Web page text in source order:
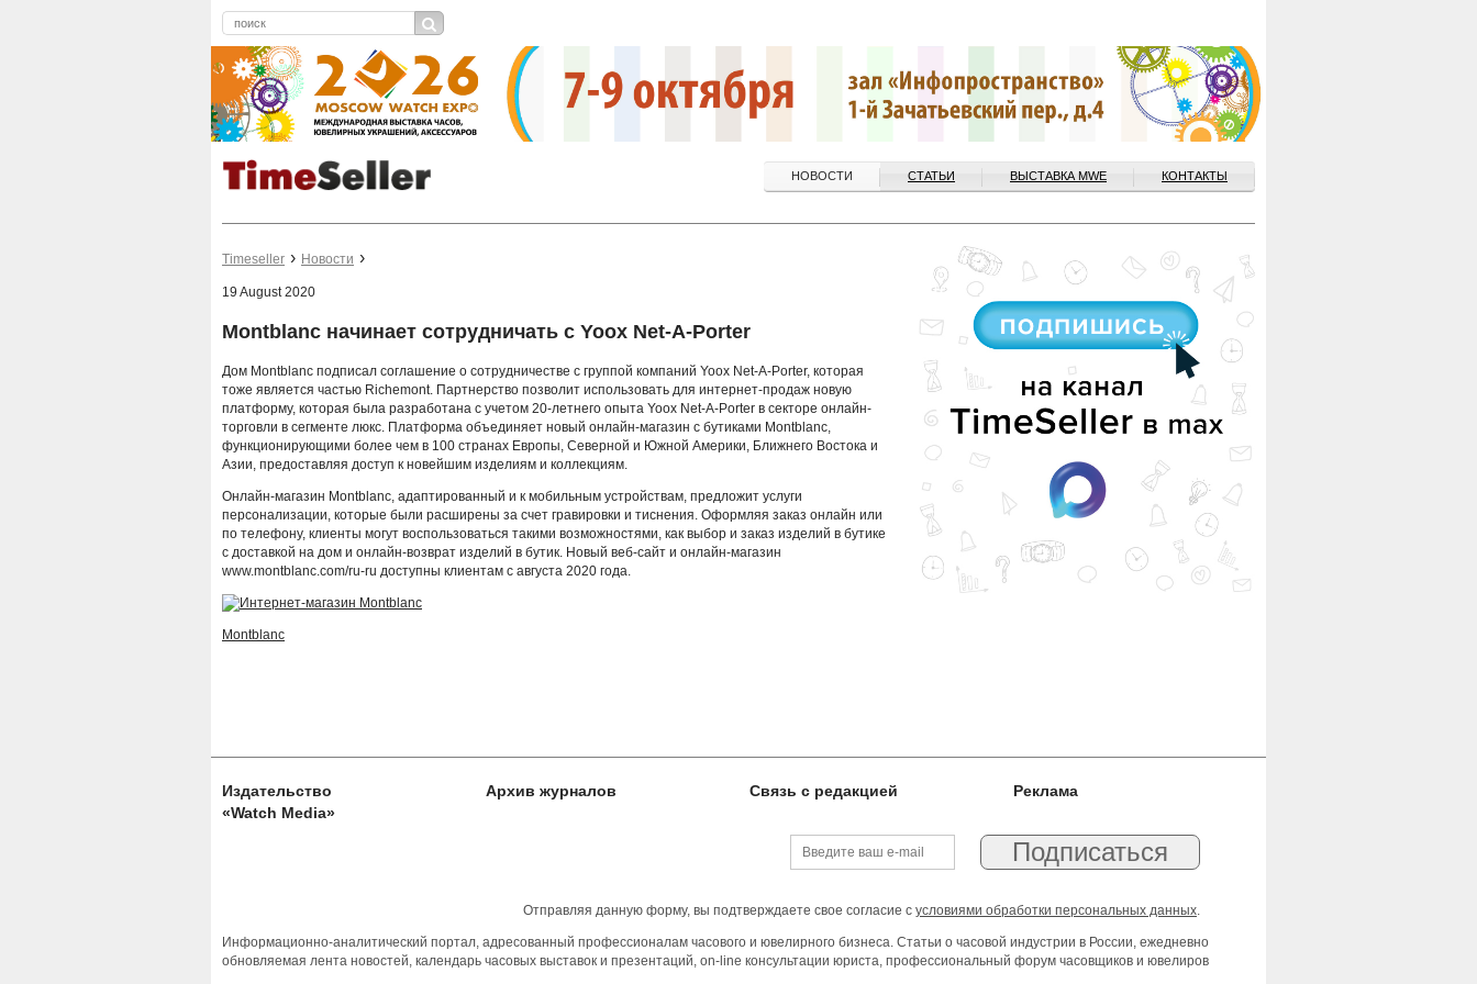
НОВОСТИ СТАТЬИ ВЫСТАВКА MWE КОНТАКТЫ
Timeseller Новости
19 August 2020
Montblanc начинает сотрудничать с Yoox Net-A-Porter
Дом Montblanc подписал соглашение о сотрудничестве с группой компаний Yoox Net-A-Porter, которая
тоже является частью Richemont. Партнерство позволит использовать для интернет-продаж новую
платформу, которая была разработана с учетом 20-летнего опыта Yoox Net-A-Porter в секторе онлайн-
торговли в сегменте люкс. Платформа объединяет новый онлайн-магазин с бутиками Montblanc,
функционирующими более чем в 100 странах Европы, Северной и Южной Америки, Ближнего Востока и
Азии, предоставляя доступ к новейшим изделиям и коллекциям.
Онлайн-магазин Montblanc, адаптированный и к мобильным устройствам, предложит услуги
персонализации, которые были расширены за счет гравировки и тиснения. Оформляя заказ онлайн или
по телефону, клиенты могут воспользоваться такими возможностями, как выбор и заказ изделий в бутике
с доставкой на дом и онлайн-возврат изделий в бутик. Новый веб-сайт и онлайн-магазин
www.montblanc.com/ru-ru доступны клиентам с августа 2020 года.
Montblanc
Издательство
«Watch Media»
Архив журналов Связь с редакцией Реклама
Отправляя данную форму, вы подтверждаете свое согласие с условиями обработки персональных данных.
Информационно-аналитический портал, адресованный профессионалам часового и ювелирного бизнеса. Статьи о часовой индустрии в России, ежедневно
обновляемая лента новостей, календарь часовых выставок и презентаций, on-line консультации юриста, профессиональный форум часовщиков и ювелиров